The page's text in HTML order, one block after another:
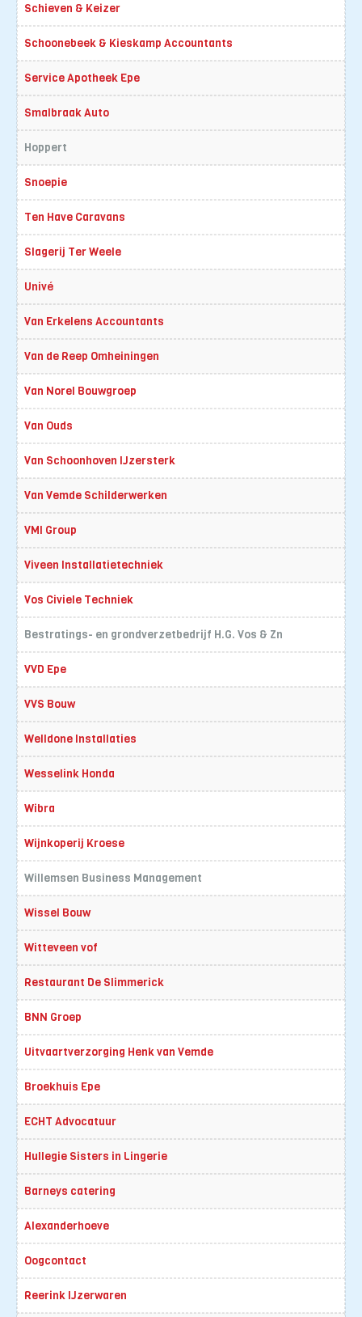
Schieven & Keizer
Schoonebeek & Kieskamp Accountants
Service Apotheek Epe
Smalbraak Auto
Hoppert
Snoepie
Ten Have Caravans
Slagerij Ter Weele
Univé
Van Erkelens Accountants
Van de Reep Omheiningen
Van Norel Bouwgroep
Van Ouds
Van Schoonhoven IJzersterk
Van Vemde Schilderwerken
VMI Group
Viveen Installatietechniek
Vos Civiele Techniek
Bestratings- en grondverzetbedrijf H.G. Vos & Zn
VVD Epe
VVS Bouw
Welldone Installaties
Wesselink Honda
Wibra
Wijnkoperij Kroese
Willemsen Business Management
Wissel Bouw
Witteveen vof
Restaurant De Slimmerick
BNN Groep
Uitvaartverzorging Henk van Vemde
Broekhuis Epe
ECHT Advocatuur
Hullegie Sisters in Lingerie
Barneys catering
Alexanderhoeve
Oogcontact
Reerink IJzerwaren